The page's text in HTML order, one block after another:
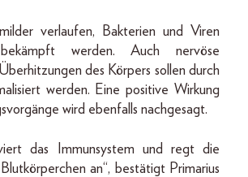
verlaufen, Bakterien und Viren
werden. Auch nervöse
des Körpers sollen durch
werden. Eine positive Wirkung
wird ebenfalls nachgesagt.
das Immunsystem und regt die
an“, bestätigt Primarius